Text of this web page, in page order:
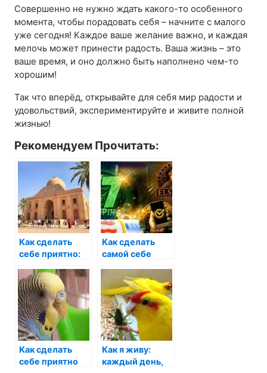
Совершенно не нужно ждать какого-то особенного
момента, чтобы порадовать себя – начните с малого
уже сегодня! Каждое ваше желание важно, и каждая
мелочь может принести радость. Ваша жизнь – это
ваше время, и оно должно быть наполнено чем-то
хорошим!
Так что вперёд, открывайте для себя мир радости и
удовольствий, экспериментируйте и живите полной
жизнью!
Рекомендуем Прочитать:
Как сделать
себе приятно:
способы
заботы о себе
Как сделать
самой себе
искусство
заботы о себе
Как сделать
себе приятно
Как я живу:
каждый день,